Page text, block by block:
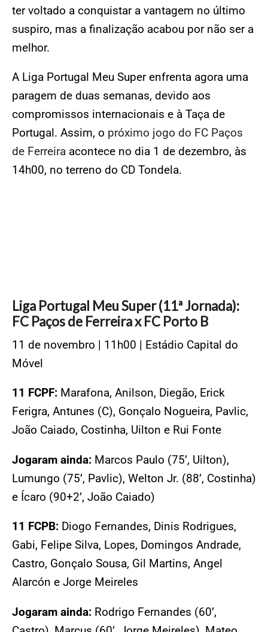
ter voltado a conquistar a vantagem no último
suspiro, mas a finalização acabou por não ser a
melhor.
A Liga Portugal Meu Super enfrenta agora uma
paragem de duas semanas, devido aos
compromissos internacionais e à Taça de
Portugal. Assim, o próximo jogo do FC Paços
de Ferreira acontece no dia 1 de dezembro, às
14h00, no terreno do CD Tondela.
Liga Portugal Meu Super (11ª Jornada):
FC Paços de Ferreira x FC Porto B
11 de novembro | 11h00 | Estádio Capital do
Móvel
11 FCPF: Marafona, Anilson, Diegão, Erick
Ferigra, Antunes (C), Gonçalo Nogueira, Pavlic,
João Caiado, Costinha, Uilton e Rui Fonte
Jogaram ainda: Marcos Paulo (75’, Uilton),
Lumungo (75’, Pavlic), Welton Jr. (88’, Costinha)
e Ícaro (90+2’, João Caiado)
11 FCPB: Diogo Fernandes, Dinis Rodrigues,
Gabi, Felipe Silva, Lopes, Domingos Andrade,
Castro, Gonçalo Sousa, Gil Martins, Angel
Alarcón e Jorge Meireles
Jogaram ainda: Rodrigo Fernandes (60’,